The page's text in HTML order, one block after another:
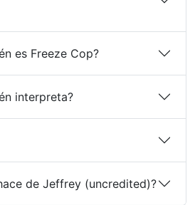
es Freeze Cop?
interpreta?
de Jeffrey (uncredited)?